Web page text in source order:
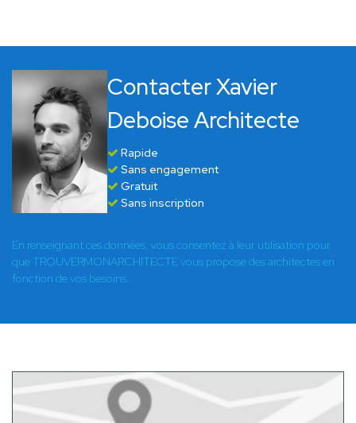
Contacter Xavier
Deboise Architecte
Rapide
Sans engagement
Gratuit
Sans inscription
En renseignant ces données, vous consentez à leur utilisation pour
que TROUVERMONARCHITECTE vous propose des architectes en
fonction de vos besoins.